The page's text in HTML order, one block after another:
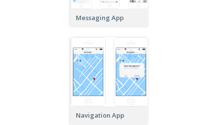
Messaging App
Navigation App